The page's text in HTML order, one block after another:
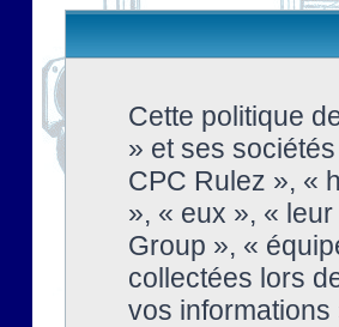
Cette politique
» et ses
CPC Rulez », «
», « eux », «
Group », «
collectées lors
vos informations